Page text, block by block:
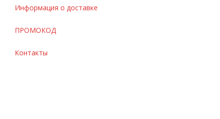
Информация о доставке
ПРОМОКОД
Контакты